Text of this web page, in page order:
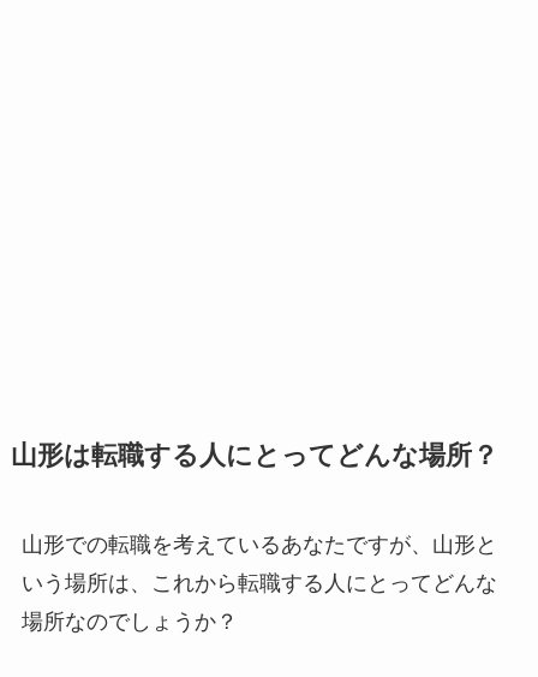
山形は転職する人にとってどんな場所？
山形での転職を考えているあなたですが、山形と
いう場所は、これから転職する人にとってどんな
場所なのでしょうか？